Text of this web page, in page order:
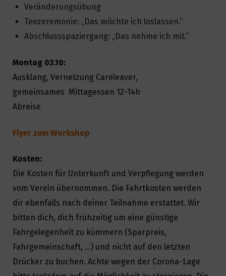
Veränderungsübung
Teezeremonie: „Das möchte ich loslassen.“
Abschlussspaziergang: „Das nehme ich mit.“
Montag 03.10:
Ausklang, Vernetzung Careleaver,
gemeinsames Mittagessen 12-14h
Abreise
Flyer zum Workshop
Kosten:
Die Kosten für Unterkunft und Verpflegung werden
vom Verein übernommen. Die Fahrtkosten werden
dir ebenfalls nach deiner Teilnahme erstattet. Wir
bitten dich, dich frühzeitig um eine günstige
Fahrgelegenheit zu kümmern (Sparpreis,
Fahrgemeinschaft, …) und nicht auf den letzten
Drücker zu buchen. Achte wegen der Corona-Lage